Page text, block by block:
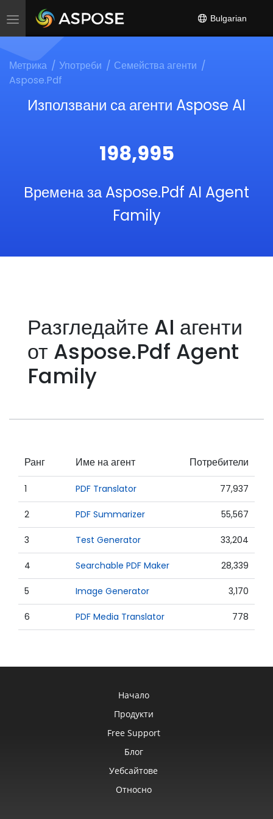
Toggle
Bulgarian
Метрика Употреби
Семейства агенти
Aspose.Pdf
Използвани са агенти Aspose AI
198,995
Времена за Aspose.Pdf AI Agent
Family
Разгледайте AI агенти
от Aspose.Pdf Agent
Family
Ранг Име на агент Потребители
1 PDF Translator 77,937
2 PDF Summarizer 55,567
3 Test Generator 33,204
4 Searchable PDF Maker 28,339
5 Image Generator 3,170
6 PDF Media Translator 778
Начало
Продукти
Free Support
Блог
Уебсайтове
Относно